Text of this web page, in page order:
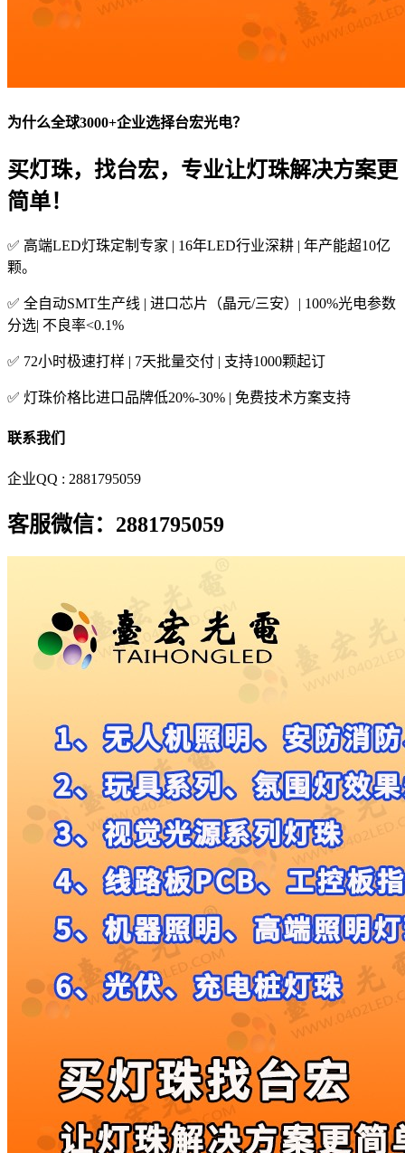
为什么全球3000+企业选择台宏光电？
买灯珠，找台宏，专业让灯珠解决方案更
简单！
✅ 高端LED灯珠定制专家 | 16年LED行业深耕 | 年产能超10亿
颗。
✅ 全自动SMT生产线 | 进口芯片（晶元/三安）| 100%光电参数
分选| 不良率<0.1%
✅ 72小时极速打样 | 7天批量交付 | 支持1000颗起订
✅ 灯珠价格比进口品牌低20%-30% | 免费技术方案支持
联系我们
企业QQ : 2881795059
客服微信：2881795059